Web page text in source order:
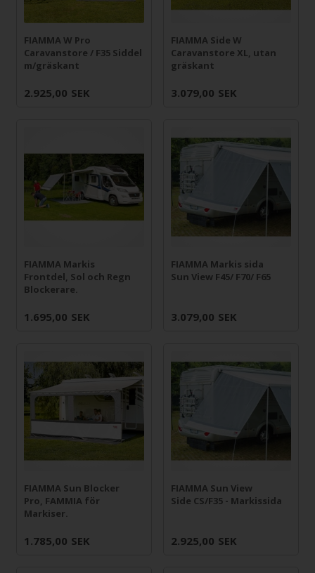
FIAMMA W Pro
Caravanstore / F35 Siddel
m/gräskant
2.925,00 SEK
FIAMMA Side W
Caravanstore XL, utan
gräskant
3.079,00 SEK
FIAMMA Markis
Frontdel, Sol och Regn
Blockerare.
1.695,00 SEK
FIAMMA Markis sida
Sun View F45/ F70/ F65
3.079,00 SEK
FIAMMA Sun Blocker
Pro, FAMMIA för
Markiser.
1.785,00 SEK
FIAMMA Sun View
Side CS/F35 - Markissida
2.925,00 SEK